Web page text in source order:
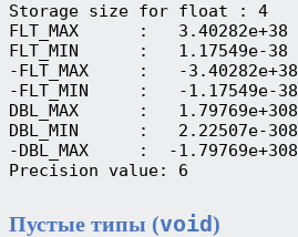
Storage size for float : 4
FLT_MAX      :   3.40282e+38
FLT_MIN      :   1.17549e-38
-FLT_MAX     :   -3.40282e+38
-FLT_MIN     :   -1.17549e-38
DBL_MAX      :   1.79769e+308
DBL_MIN      :   2.22507e-308
-DBL_MAX     :  -1.79769e+308
Precision value: 6
Пустые типы (void)